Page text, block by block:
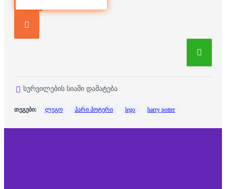
სურვილების სიაში დამატება
თეგები: ლეგო ჰარი პოტერი lego harry potter